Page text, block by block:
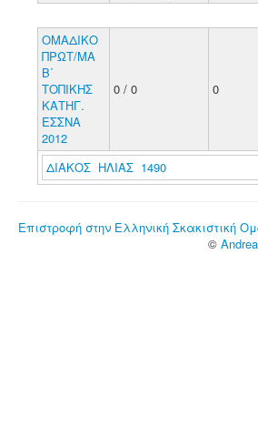
ΟΜΑΔΙΚΟ
ΠΡΩΤ/ΜΑ
Β΄
ΤΟΠΙΚΗΣ
ΚΑΤΗΓ.
ΕΣΣΝΑ
2012
0 / 0 0
ΔΙΑΚΟΣ ΗΛΙΑΣ 1490
Επιστροφή στην Ελληνική Σκακιστική
©